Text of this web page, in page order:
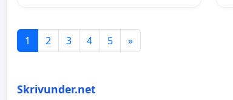
1 2 3 4 5 »
Skrivunder.net